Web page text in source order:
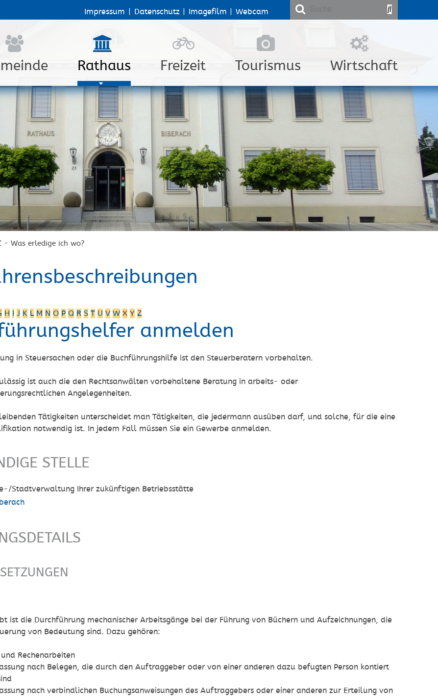
Impressum Datenschutz Imagefilm Webcam
Rathaus Freizeit Tourismus Wirtschaft
- Was erledige ich wo?
H I J K L M N O P Q R S T U V W X Y Z
anmelden
in Steuersachen oder die Buchführungshilfe ist den Steuerberatern vorbehalten.
ist auch die den Rechtsanwälten vorbehaltene Beratung in arbeits- oder
Angelegenheiten.
Tätigkeiten unterscheidet man Tätigkeiten, die jedermann ausüben darf, und solche, für die eine
notwendig ist. In jedem Fall müssen Sie ein Gewerbe anmelden.
STELLE
Stadtverwaltung Ihrer zukünftigen Betriebsstätte
ist die Durchführung mechanischer Arbeitsgänge bei der Führung von Büchern und Aufzeichnungen, die
von Bedeutung sind. Dazu gehören:
Rechenarbeiten
nach Belegen, die durch den Auftraggeber oder von einer anderen dazu befugten Person kontiert
nach verbindlichen Buchungsanweisungen des Auftraggebers oder einer anderen zur Erteilung von